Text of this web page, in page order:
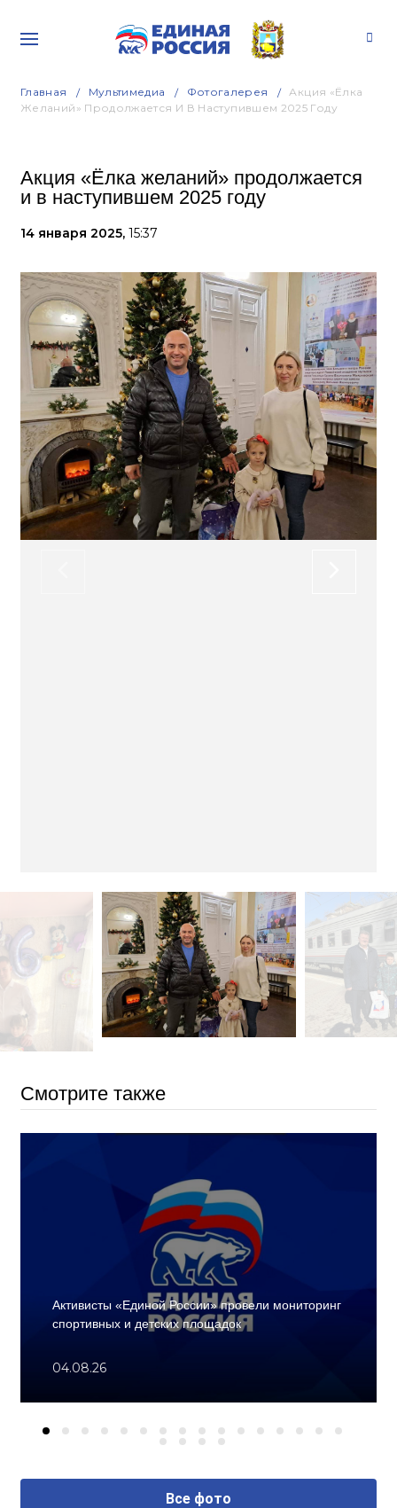
Главная Мультимедиа Фотогалерея
Акция «Ёлка
Желаний» Продолжается И В Наступившем 2025 Году
Акция «Ёлка желаний» продолжается
и в наступившем 2025 году
14 января 2025, 15:37
Смотрите также
Активисты «Единой России» провели мониторинг
спортивных и детских площадок
04.08.26
Все фото